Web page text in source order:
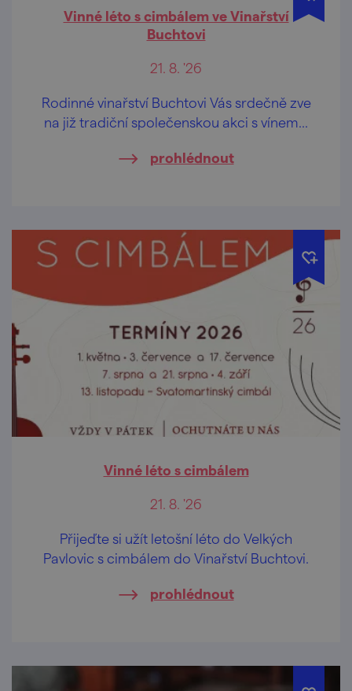
Vinné léto s cimbálem ve Vinařství
Buchtovi
21. 8. '26
Rodinné vinařství Buchtovi Vás srdečně zve
na již tradiční společenskou akci s vínem...
prohlédnout
Vinné léto s cimbálem
21. 8. '26
Přijeďte si užít letošní léto do Velkých
Pavlovic s cimbálem do Vinařství Buchtovi.
prohlédnout